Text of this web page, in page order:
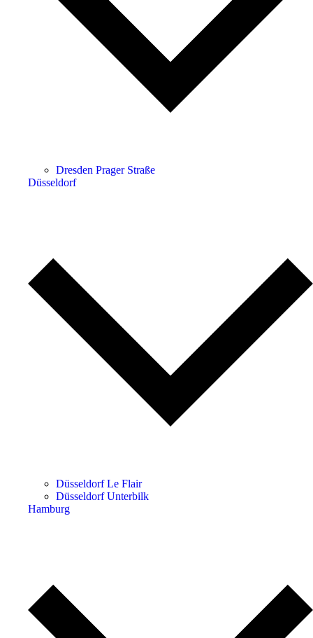
Dresden Prager Straße
Düsseldorf
Düsseldorf Le Flair
Düsseldorf Unterbilk
Hamburg